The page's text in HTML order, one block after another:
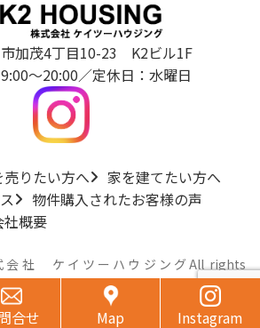
合せ Map
グ
Instagram
グ
加茂4丁目10-23 K2ビル1F
～20:00／定休日：水曜日
売りたい方へ
家を建てたい方へ
物件購入されたお客様の声
社概要
会社 ケイツーハウジングAll rights